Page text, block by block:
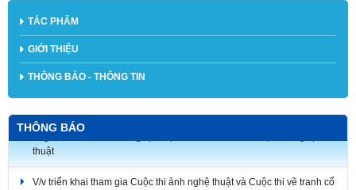
TÁC PHẨM
GIỚI THIỆU
THÔNG BÁO - THÔNG TIN
THÔNG BÁO
V/v triển khai tham gia Cuộc thi ảnh nghệ thuật và Cuộc thi vẽ tranh cổ
động hưởng ứng phong trào thi đua “Ba nhất: Kỷ luật nhất - Trung
thành nhất - Gần dân nhất”